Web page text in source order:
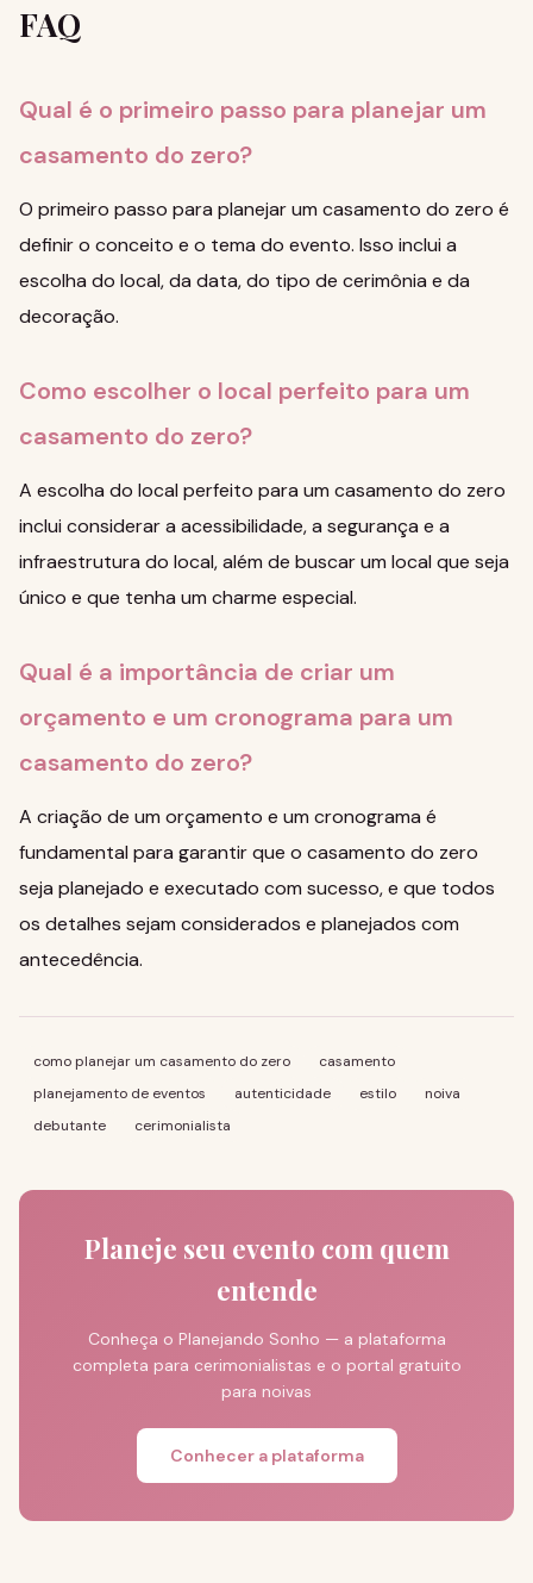
FAQ
Qual é o primeiro passo para planejar um
casamento do zero?
O primeiro passo para planejar um casamento do zero é
definir o conceito e o tema do evento. Isso inclui a
escolha do local, da data, do tipo de cerimônia e da
decoração.
Como escolher o local perfeito para um
casamento do zero?
A escolha do local perfeito para um casamento do zero
inclui considerar a acessibilidade, a segurança e a
infraestrutura do local, além de buscar um local que seja
único e que tenha um charme especial.
Qual é a importância de criar um
orçamento e um cronograma para um
casamento do zero?
A criação de um orçamento e um cronograma é
fundamental para garantir que o casamento do zero
seja planejado e executado com sucesso, e que todos
os detalhes sejam considerados e planejados com
antecedência.
como planejar um casamento do zero
casamento
planejamento de eventos
autenticidade estilo
noiva
debutante
cerimonialista
Planeje seu evento com quem
entende
Conheça o Planejando Sonho — a plataforma
completa para cerimonialistas e o portal gratuito
para noivas
Conhecer a plataforma